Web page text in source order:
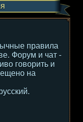
правила
Форум и чат -
говорить и
на